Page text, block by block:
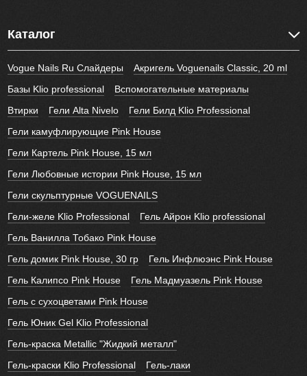
Каталог
Vogue Nails Ru Слайдеры
Акригель Voguenails Classic, 20 ml
Базы Klio professional
Вспомогательные материалы
Втирки
Гели Alta Nivelo
Гели Билд Klio Professional
Гели камуфлирующие Pink House
Гели Картель Pink House, 15 мл
Гели Любовные истории Pink House, 15 мл
Гели скульптурные VOGUENAILS
Гели-желе Klio Professional
Гель Айрон Klio professional
Гель Ванилла Тобако Pink House
Гель домик Pink House, 30 гр
Гель Инфлюэнс Pink House
Гель Калипсо Pink House
Гель Мадмуазель Pink House
Гель с сухоцветами Pink House
Гель Юник Gel Klio Professional
Гель-краска Metallic "Жидкий металл"
Гель-краски Klio Professional
Гель-лаки